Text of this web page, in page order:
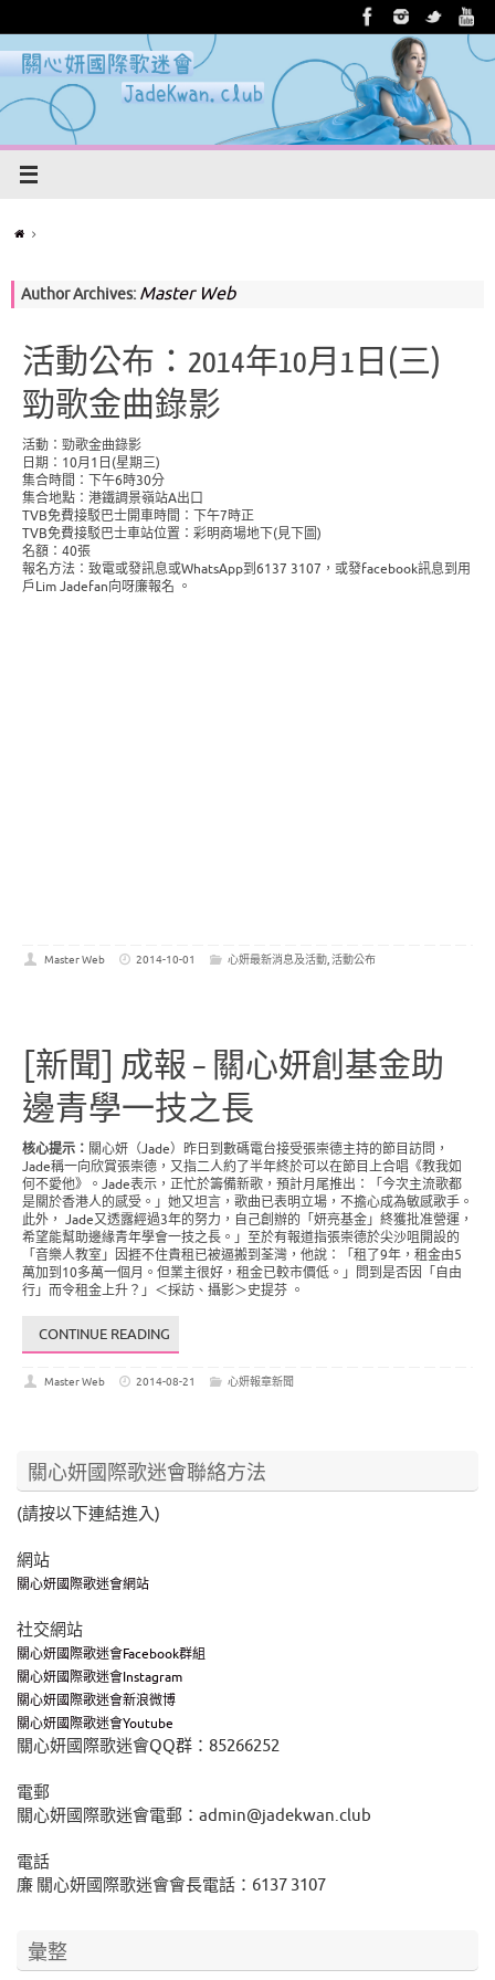
Author Archives: Master Web
活動公布：2014年10月1日(三)
勁歌金曲錄影
活動：勁歌金曲錄影
日期：10月1日(星期三)
集合時間：下午6時30分
集合地點：港鐵調景嶺站A出口
TVB免費接駁巴士開車時間：下午7時正
TVB免費接駁巴士車站位置：彩明商場地下(見下圖)
名額：40張
報名方法：致電或發訊息或WhatsApp到6137 3107，或發facebook訊息到用
戶Lim Jadefan向呀廉報名 。
Master Web 2014-10-01 心妍最新消息及活動,活動公布
[新聞] 成報 – 關心妍創基金助
邊青學一技之長
核心提示： 關心妍（Jade）昨日到數碼電台接受張崇德主持的節目訪問，
Jade稱一向欣賞張崇德，又指二人約了半年終於可以在節目上合唱《教我如
何不愛他》。Jade表示，正忙於籌備新歌，預計月尾推出：「今次主流歌都
是關於香港人的感受。」她又坦言，歌曲已表明立場，不擔心成為敏感歌手。
此外， Jade又透露經過3年的努力，自己創辦的「妍亮基金」終獲批准營運，
希望能幫助邊緣青年學會一技之長。」至於有報道指張崇德於尖沙咀開設的
「音樂人教室」因捱不住貴租已被逼搬到荃灣，他說：「租了9年，租金由5
萬加到10多萬一個月。但業主很好，租金已較市價低。」問到是否因「自由
行」而令租金上升？」＜採訪、攝影＞史提芬 。
CONTINUE READING
Master Web 2014-08-21 心妍報章新聞
關心妍國際歌迷會聯絡方法
(請按以下連結進入)
網站
關心妍國際歌迷會網站
社交網站
關心妍國際歌迷會Facebook群組
關心妍國際歌迷會Instagram
關心妍國際歌迷會新浪微博
關心妍國際歌迷會Youtube
關心妍國際歌迷會QQ群：85266252
電郵
關心妍國際歌迷會電郵：admin@jadekwan.club
電話
廉 關心妍國際歌迷會會長電話：6137 3107
彙整